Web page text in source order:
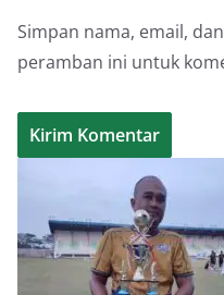
Simpan nama, email,
peramban ini untuk